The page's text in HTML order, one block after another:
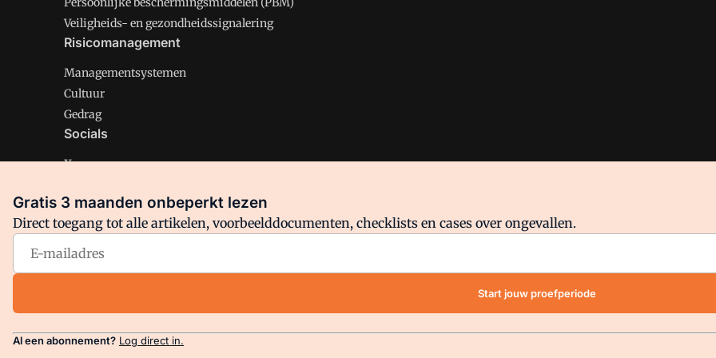
Veiligheids- en gezondheidssignalering
Risicomanagement
Managementsystemen
Cultuur
Gedrag
Socials
X
Facebook
Arbo is onderdeel van VMN media. Lees inons manifestwaar VMN media voor staat. Op gebruik van deze site zijn de
Gratis 3 maanden onbeperkt lezen
Direct toegang tot alle artikelen, voorbeelddocumenten, checklists en cases over ongevallen.
Start jouw proefperiode
Al een abonnement? Log direct in.